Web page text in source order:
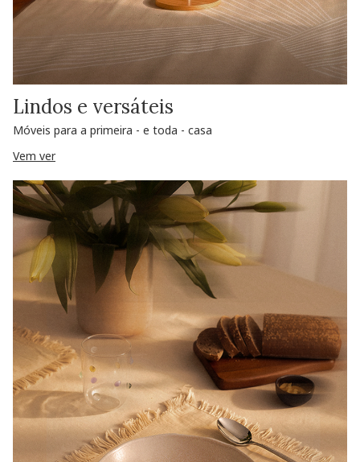
Lindos e versáteis
Móveis para a primeira - e toda - casa
Vem ver